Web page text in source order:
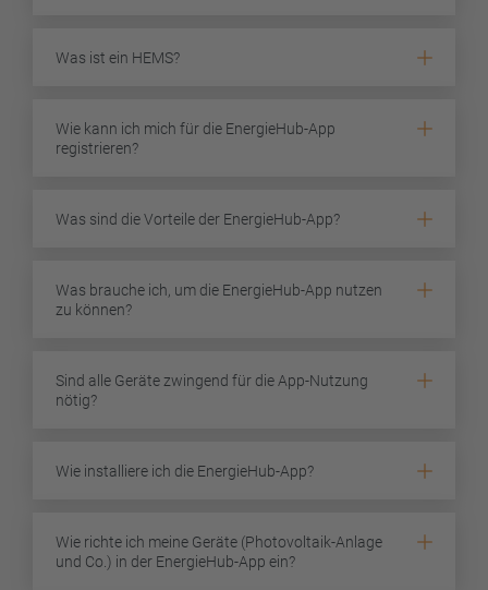
Was ist ein HEMS?
Wie kann ich mich für die EnergieHub-App
registrieren?
Was sind die Vorteile der EnergieHub-App?
Was brauche ich, um die EnergieHub-App nutzen
zu können?
Sind alle Geräte zwingend für die App-Nutzung
nötig?
Wie installiere ich die EnergieHub-App?
Wie richte ich meine Geräte (Photovoltaik-Anlage
und Co.) in der EnergieHub-App ein?